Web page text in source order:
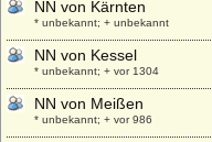
NN von Kärnten
* unbekannt; + unbekannt
NN von Kessel
* unbekannt; + vor 1304
NN von Meißen
* unbekannt; + vor 986